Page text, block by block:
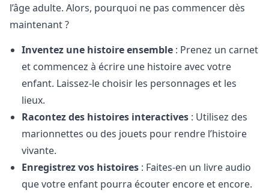
l’âge adulte. Alors, pourquoi ne pas commencer dès
maintenant ?
Inventez une histoire ensemble : Prenez un carnet
et commencez à écrire une histoire avec votre
enfant. Laissez-le choisir les personnages et les
lieux.
Racontez des histoires interactives : Utilisez des
marionnettes ou des jouets pour rendre l’histoire
vivante.
Enregistrez vos histoires : Faites-en un livre audio
que votre enfant pourra écouter encore et encore.